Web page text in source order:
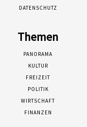
DATENSCHUTZ
Themen
PANORAMA
KULTUR
FREIZEIT
POLITIK
WIRTSCHAFT
FINANZEN